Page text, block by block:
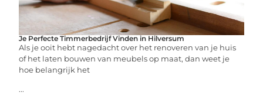
Je Perfecte Timmerbedrijf Vinden in Hilversum
Als je ooit hebt nagedacht over het renoveren van je huis
of het laten bouwen van meubels op maat, dan weet je
hoe belangrijk het
...